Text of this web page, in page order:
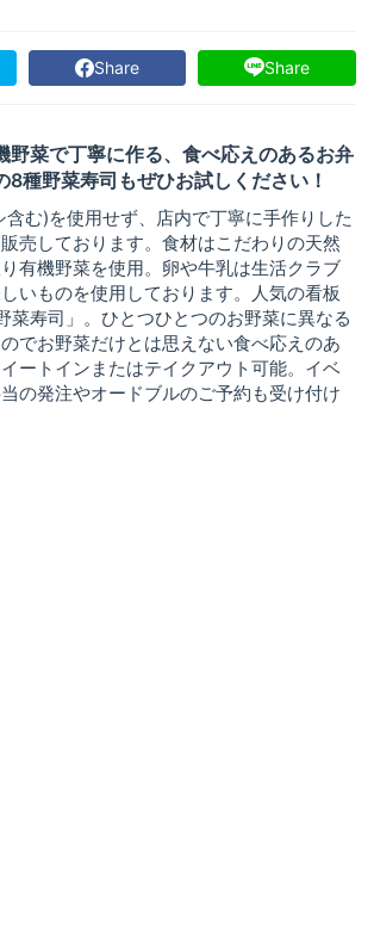
Share Share
野菜で丁寧に作る、食べ応えのあるお弁
種野菜寿司もぜひお試しください！
含む)を使用せず、店内で丁寧に手作りした
売しております。食材はこだわりの天然
有機野菜を使用。卵や牛乳は生活クラブ
いものを使用しております。人気の看板
菜寿司」。ひとつひとつのお野菜に異なる
でお野菜だけとは思えない食べ応えのあ
ートインまたはテイクアウト可能。イベ
の発注やオードブルのご予約も受け付け